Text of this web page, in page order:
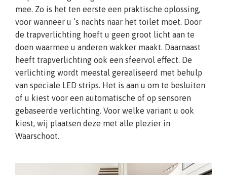
mee. Zo is het ten eerste een praktische oplossing,
voor wanneer u ’s nachts naar het toilet moet. Door
de trapverlichting hoeft u geen groot licht aan te
doen waarmee u anderen wakker maakt. Daarnaast
heeft trapverlichting ook een sfeervol effect. De
verlichting wordt meestal gerealiseerd met behulp
van speciale LED strips. Het is aan u om te besluiten
of u kiest voor een automatische of op sensoren
gebaseerde verlichting. Voor welke variant u ook
kiest, wij plaatsen deze met alle plezier in
Waarschoot.